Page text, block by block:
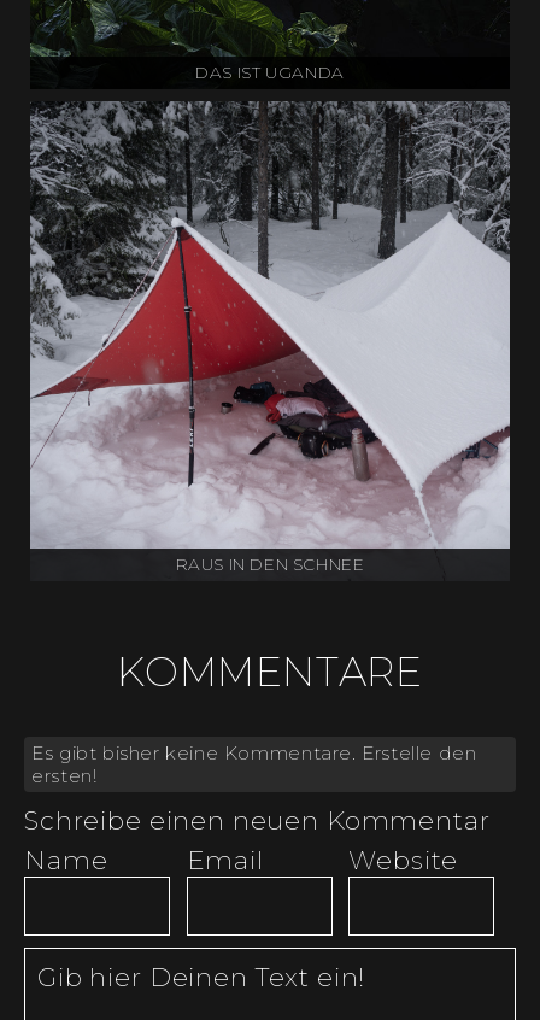
DAS IST UGANDA
RAUS IN DEN SCHNEE
KOMMENTARE
Es gibt bisher keine Kommentare. Erstelle den
ersten!
Schreibe einen neuen Kommentar
Name
Email Website